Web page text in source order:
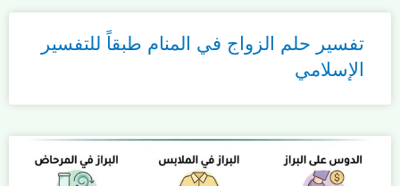
تفسير حلم الزواج في المنام طبقاً للتفسير
الإسلامي